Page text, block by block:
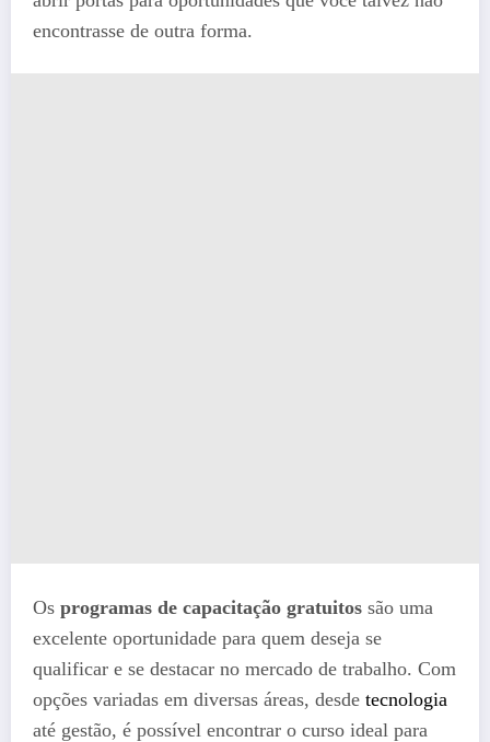
encontrasse de outra forma.
Os programas de capacitação gratuitos são uma
excelente oportunidade para quem deseja se
qualificar e se destacar no mercado de trabalho. Com
opções variadas em diversas áreas, desde tecnologia
até gestão, é possível encontrar o curso ideal para